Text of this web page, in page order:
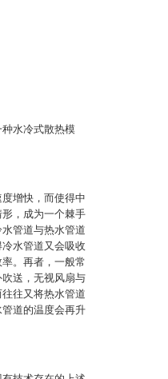
水冷式散热模
增快，而使得中
，成为一个棘手
管道与热水管道
水管道又会吸收
。再者，一般常
送，无视风扇与
往又将热水管道
道的温度会再升